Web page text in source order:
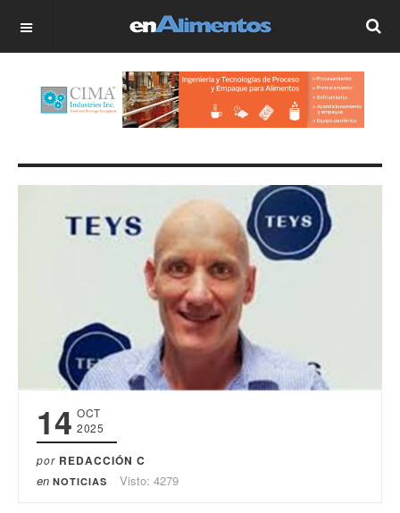
OFF CANVAS
14 OCT
2025
por REDACCIÓN C
en NOTICIAS Visto: 4279